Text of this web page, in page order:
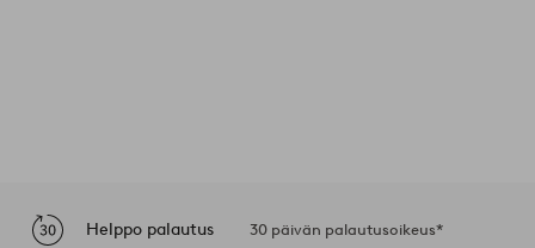
Helppo palautus 30 päivän palautusoikeus*